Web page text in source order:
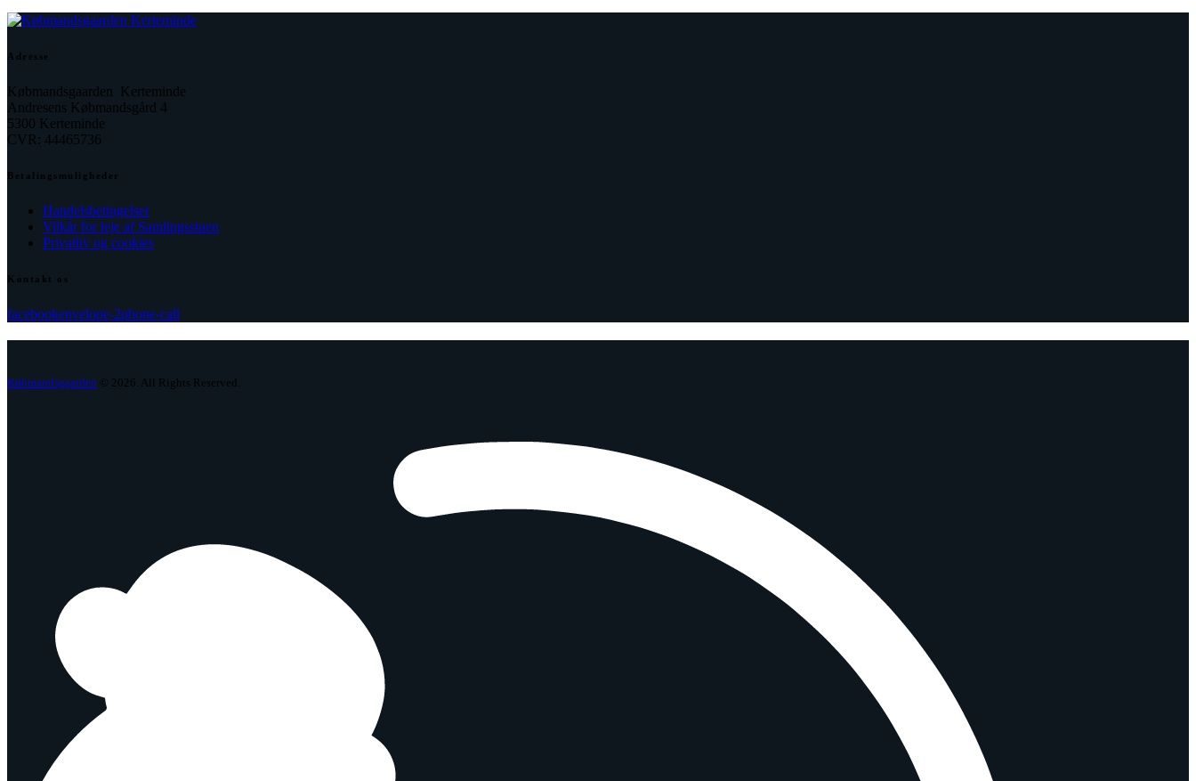
Adresse
Købmandsgaarden Kerteminde
Andresens Købmandsgård 4
5300 Kerteminde
CVR: 44465736
Betalingsmuligheder
Handelsbetingelser
Vilkår for leje af Samlingsstuen
Privatliv og cookies
Kontakt os
facebookenvelope-2phone-call
Købmandsgaarden © 2026. All Rights Reserved.